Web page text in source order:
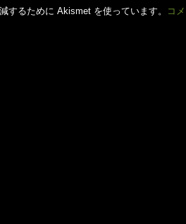
するために Akismet を使っています。 コ